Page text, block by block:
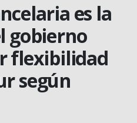
es la
gobierno
flexibilidad
según